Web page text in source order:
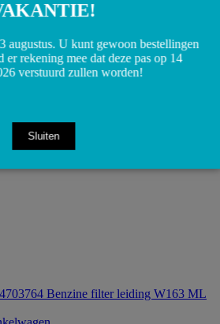
W163 ML Airbag Sidebag
Benzine filter leiding W163 ML
augustus. U kunt gewoon bestellingen
er rekening mee dat deze pas op 14
verstuurd zullen worden!
Sluiten